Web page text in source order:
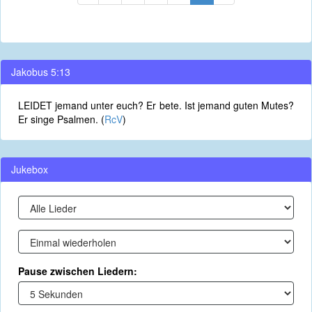
Jakobus 5:13
LEIDET jemand unter euch? Er bete. Ist jemand guten Mutes?
Er singe Psalmen. (RcV)
Jukebox
Pause zwischen Liedern: